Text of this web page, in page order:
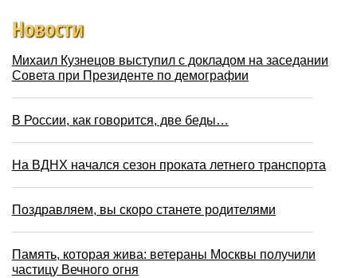
Новости
Михаил Кузнецов выступил с докладом на заседании
Совета при Президенте по демографии
В России, как говорится, две беды…
На ВДНХ начался сезон проката летнего транспорта
Поздравляем, вы скоро станете родителями
Память, которая жива: ветераны Москвы получили
частицу Вечного огня